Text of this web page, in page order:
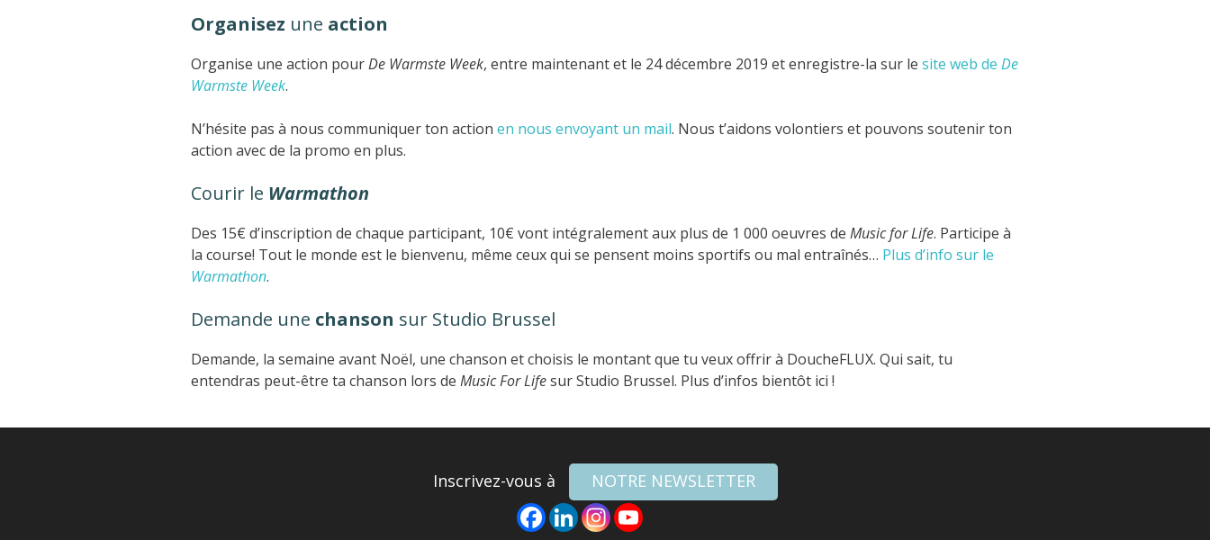
Organisez une action
Organise une action pourDe Warmste Week, entre maintenant et le 24 décembre 2019 et enregistre-la sur le site web de De
Warmste Week.
N’hésite pas à nous communiquer ton action en nous envoyant un mail. Nous t’aidons volontiers et pouvons soutenir ton
action avec de la promo en plus.
Courir le Warmathon
Des 15€ d’inscription de chaque participant, 10€ vont intégralement aux plus de 1 000 oeuvres de Music for Life. Participe à
la course! Tout le monde est le bienvenu, même ceux qui se pensent moins sportifs ou mal entraînés… Plus d’info sur le
Warmathon.
Demande une chanson sur Studio Brussel
Demande, la semaine avant Noël, une chanson et choisis le montant que tu veux offrir à DoucheFLUX. Qui sait, tu
entendras peut-être ta chanson lors de Music For Lifesur Studio Brussel. Plus d’infos bientôt ici !
Inscrivez-vous à NOTRE NEWSLETTER